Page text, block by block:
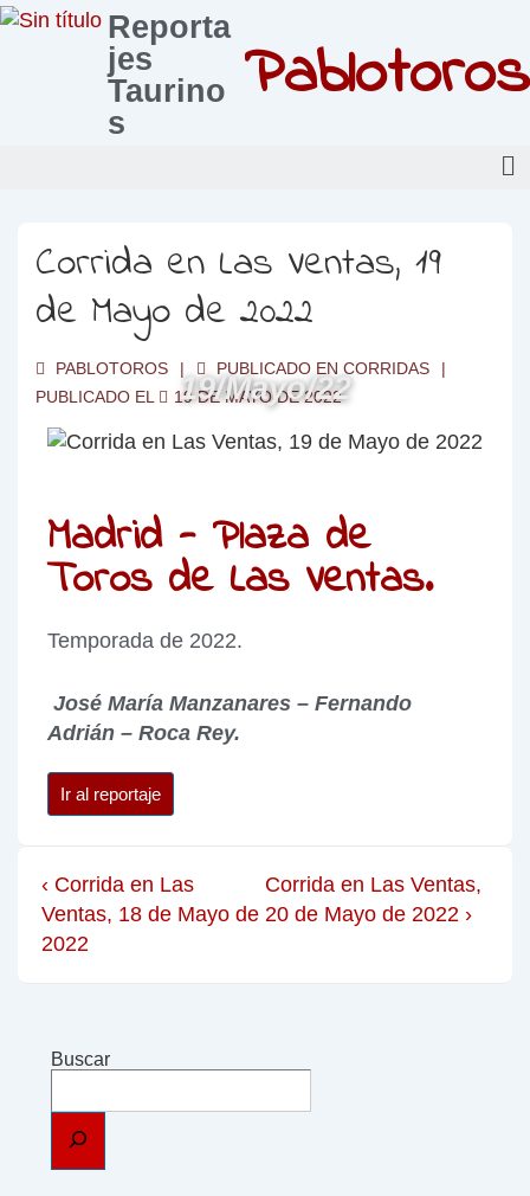
Reporta
jes
Taurino
s
Pablotoros
Corrida en Las Ventas, 19
de Mayo de 2022
PABLOTOROS PUBLICADO EN CORRIDAS
PUBLICADO EL
19 DE MAYO DE 2022
19/Mayo/22
Madrid - Plaza de
Toros de Las Ventas.
Temporada de 2022.
José María Manzanares – Fernando
Adrián – Roca Rey.
Ir al reportaje
‹ Corrida en Las
Ventas, 18 de Mayo de
2022
Corrida en Las Ventas,
20 de Mayo de 2022 ›
Buscar